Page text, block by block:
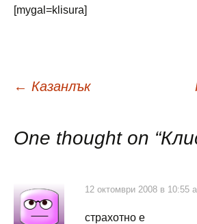
[mygal=klisura]
Навигация
← Казанлък
One thought on “
12 октомври 2008 в 10:55
страхотно е